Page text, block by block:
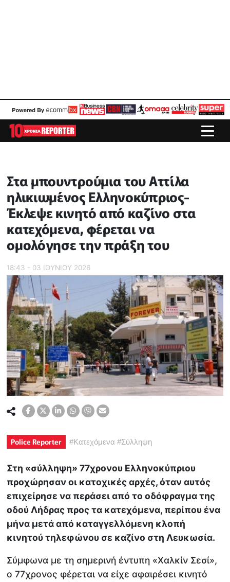
Στα μπουντρούμια του Αττίλα
ηλικιωμένος Ελληνοκύπριος-
Έκλεψε κινητό από καζίνο στα
κατεχόμενα, φέρεται να
ομολόγησε την πράξη του
18:43 - 03 ΙΟΥΝΙΟΥ 2026
Police Reporter #Κατεχόμενα #Σύλληψη
Στη «σύλληψη» 77χρονου Ελληνοκύπριου
προχώρησαν οι κατοχικές αρχές, όταν αυτός
επιχείρησε να περάσει από το οδόφραγμα της
οδού Λήδρας προς τα κατεχόμενα, περίπου ένα
μήνα μετά από καταγγελλόμενη κλοπή
κινητού τηλεφώνου σε καζίνο στη Λευκωσία.
Σύμφωνα με τη σημερινή έντυπη «Χαλκίν Σεσί»,
ο 77χρονος φέρεται να είχε αφαιρέσει κινητό